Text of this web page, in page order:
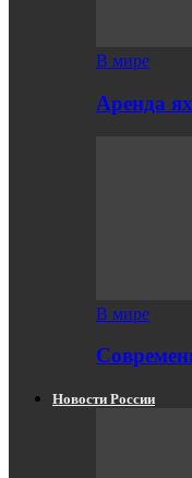
В мире
Аренда
В мире
Новости России